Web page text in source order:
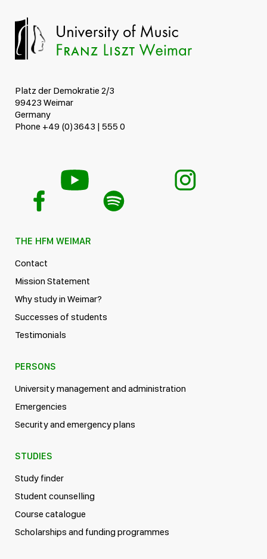
Platz der Demokratie 2/3
99423 Weimar
Germany
Phone +49 (0)3643 | 555 0
THE HFM WEIMAR
Contact
Mission Statement
Why study in Weimar?
Successes of students
Testimonials
PERSONS
University management and administration
Emergencies
Security and emergency plans
STUDIES
Study finder
Student counselling
Course catalogue
Scholarships and funding programmes